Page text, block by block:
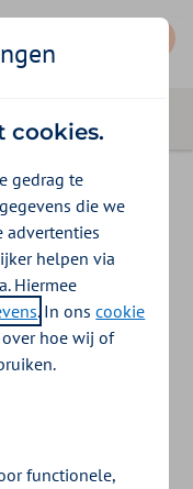
ongeveer 2,5
hulp.
nodig.
cookies.
gedrag te
die we
advertenties
helpen via
Hiermee
. In onscookie
hoe wij of
functionele,